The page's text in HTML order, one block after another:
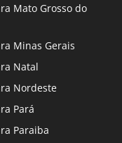
Mato Grosso do
Minas Gerais
Natal
Nordeste
Pará
Paraiba